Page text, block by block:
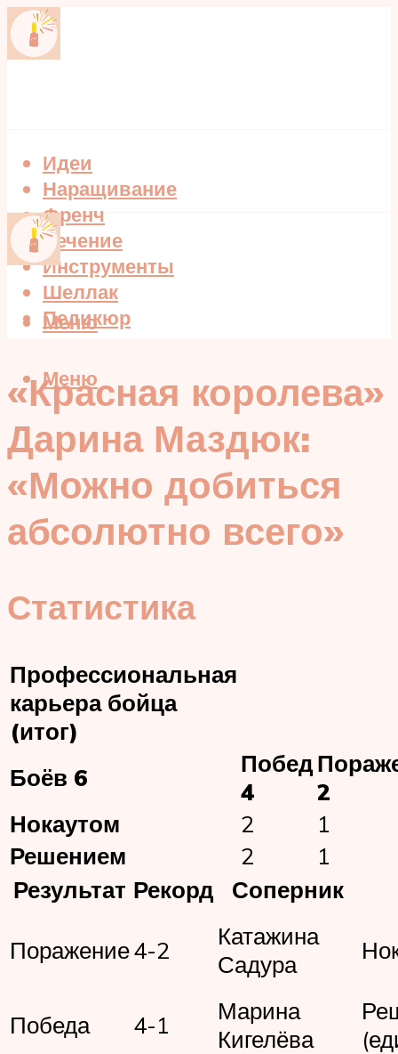
Идеи
Наращивание
Френч
Лечение
Инструменты
Шеллак
Педикюр
Меню
Меню
«Красная королева»
Дарина Маздюк:
«Можно добиться
абсолютно всего»
Статистика
Профессиональная
карьера бойца
(итог)
Боёв 6
Побед
4
2
Нокаутом
2
1
Решением
2
1
Результат Рекорд Соперник
Поражение4-2
Катажина
Садура
Победа 4-1
Марина
Кигелёва